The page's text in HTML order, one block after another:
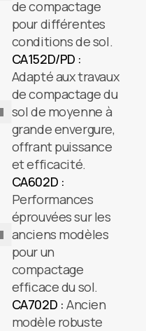
de compactage
pour différentes
conditions de sol.
CA152D/PD :
Adapté aux travaux
de compactage du
sol de moyenne à
grande envergure,
offrant puissance
et efficacité.
CA602D :
Performances
éprouvées sur les
anciens modèles
pour un
compactage
efficace du sol.
CA702D : Ancien
modèle robuste